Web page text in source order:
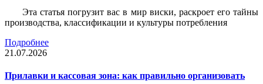
Эта статья погрузит вас в мир виски, раскроет его тайны
производства, классификации и культуры потребления
Подробнее
21.07.2026
Прилавки и кассовая зона: как правильно организовать